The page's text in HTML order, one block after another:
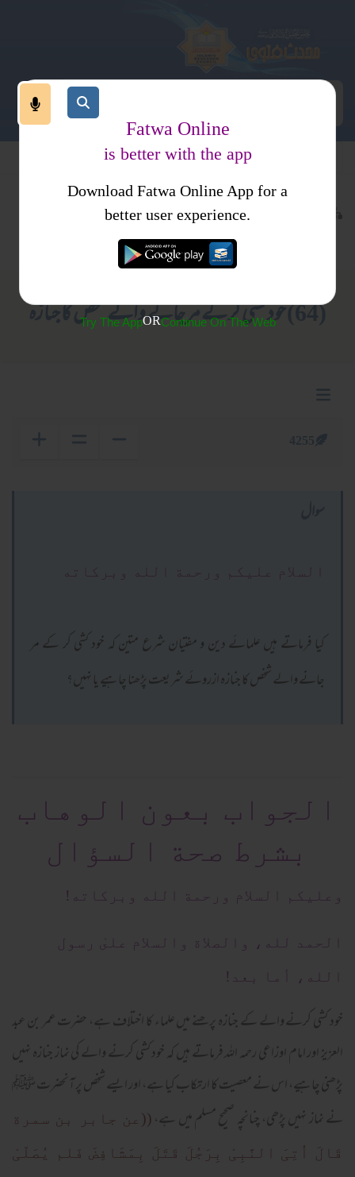
نماز
کتب فتاوی
فتاوی علمائے حدیث جلد 5
(64) خود کشی کر کے مر جانے والے شخص کا جنازہ
السلام عليكم ورحمة الله وبركاته
کیا فرماتے ہیں علمائے دین و مفتیان شرع متین کہ خود کشی کر کے مر
جانے والے شخص کا جنازہ ازروئے شریعت پڑھنا چاہیے یا نہیں؟
الجواب بعون الوهاب
بشرط صحة السؤال
وعلیکم السلام ورحمة الله وبرکاته!
الحمد لله، والصلاة والسلام علىٰ رسول
الله، أما بعد!
خود کشی کرنے والے کے جنازہ پرھنے میں علماء کا اختلاف ہے، حضرت عمر بن عبد
العزیز اور امام اوزاعی رحمہ اللہ فرماتے ہیں کہ خود کشی کرنے والے کی نماز جنازہ نہیں
پڑھنی چاہیے، اس نے معصیت کا ارتکاب کیا ہے، اور ایسے شخص پر آنحضرت ﷺ
نے نماز نہیں پڑھی، چنانچہ صحیح مسلم میں ہے، ((عن جابر بن سمرة
قَالَ اُتِیَ النَّبِیْ بِرَجُلَ قَتَلَ بِمَشَافِضَ فَلم یُصَلّیْ
Fatwa Online
is better with the app
Download Fatwa Online App for a
better user experience.
Try The AppORContinue On The Web